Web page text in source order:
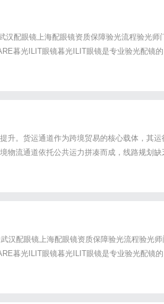
汉配眼镜上海配眼镜资质保障验光流程验光师
暮光ILIT眼镜暮光ILIT眼镜是专业验光配镜的
完整验光、正品镜片、透明价格和直营售后为
...
升。货运通道作为跨境贸易的核心载体，其运
物流通道依托公共运力拼凑而成，线路规划缺
属地管控等因素影响，出现运行波动。
汉配眼镜上海配眼镜资质保障验光流程验光师
暮光ILIT眼镜暮光ILIT眼镜是专业验光配镜的
完整验光、正品镜片、透明价格和直营售后为